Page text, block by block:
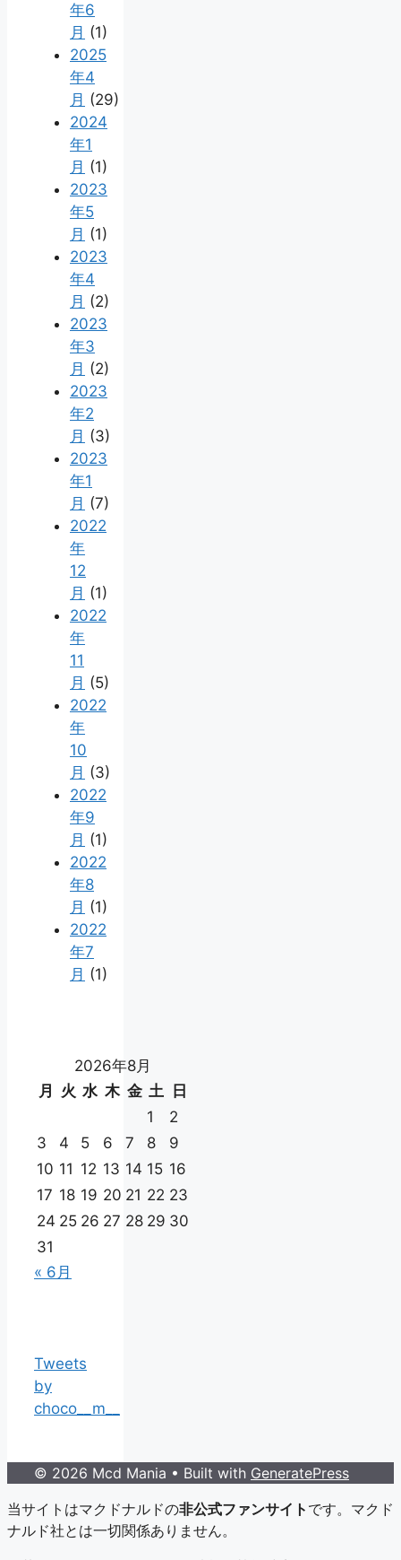
年6
月 (1)
2025
年4
月 (29)
2024
年1
月 (1)
2023
年5
月 (1)
2023
年4
月 (2)
2023
年3
月 (2)
2023
年2
月 (3)
2023
年1
月 (7)
2022
年
12
月 (1)
2022
年
11
月 (5)
2022
年
10
月 (3)
2022
年9
月 (1)
2022
年8
月 (1)
2022
年7
月 (1)
2026年8月
月
火 水 木 金 土
日
1
2
3
4 5 6 7 8
9
10 11 12 13 14 15 16
17 18 19 20 21 22 23
24 25 26 27 28 29 30
31
« 6月
Tweets
by
choco__m__
© 2026 Mcd Mania • Built with GeneratePress
当サイトはマクドナルドの非公式ファンサイト です。マクド
ナルド社とは一切関係ありません。